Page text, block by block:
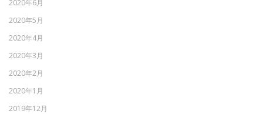
2020年6月
2020年5月
2020年4月
2020年3月
2020年2月
2020年1月
2019年12月